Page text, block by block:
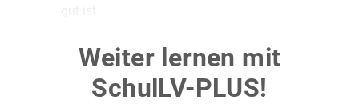
werden
Es ist ein Musterbild moralischen und sittlichen
Handelns
Weiter lernen mit
SchulLV-PLUS!